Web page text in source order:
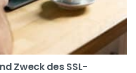
Zweck des SSL-